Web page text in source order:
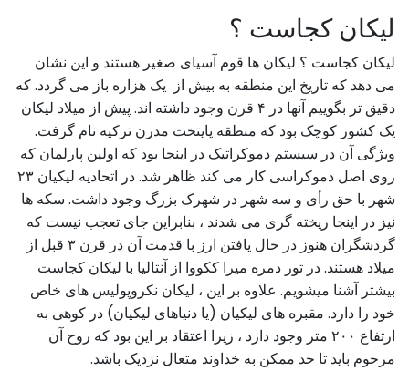
لیکان کجاست ؟
لیکان کجاست ؟ لیکان ها قوم آسیای صغیر هستند و این نشان
می دهد که تاریخ این منطقه به بیش از یک هزاره باز می گردد. که
دقیق تر بگوییم آنها در ۴ قرن وجود داشته اند. پیش از میلاد لیکان
یک کشور کوچک بود که منطقه پایتخت مدرن ترکیه نام گرفت.
ویژگی آن در سیستم دموکراتیک در اینجا بود که اولین پارلمان که
روی اصل دموکراسی کار می کند ظاهر شد. در اتحادیه لیکیان ۲۳
شهر با حق رأی و سه شهر در شهرک بزرگ وجود داشت. سکه ها
نیز در اینجا ریخته گری می شدند ، بنابراین جای تعجب نیست که
گردشگران هنوز در حال یافتن ارز با قدمت آن در قرن ۳ قبل از
میلاد هستند. در تور دمره میرا ککووا از آنتالیا با لیکان کجاست
بیشتر آشنا میشویم. علاوه بر این ، لیکان نکروپولیس های خاص
خود را دارد. مقبره های لیکیان (یا دنیاهای لیکیان) در کوهی به
ارتفاع ۲۰۰ متر وجود دارد ، زیرا اعتقاد بر این بود که روح آن
مرحوم باید تا حد ممکن به خداوند متعال نزدیک باشد.